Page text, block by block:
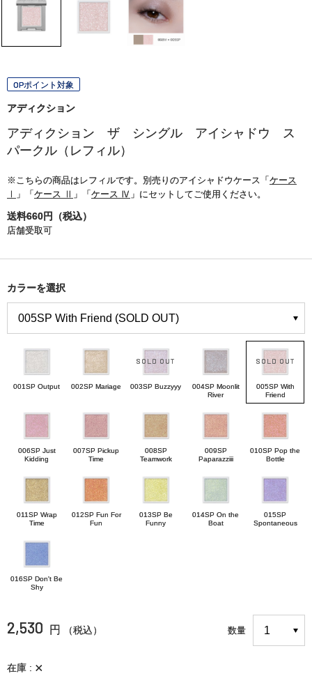
OPポイント対象
アディクション
アディクション ザ シングル アイシャドウ ス
パークル（レフィル）
※こちらの商品はレフィルです。別売りのアイシャドウケース「 ケース
Ⅰ
」「 ケース Ⅱ 」「 ケース Ⅳ 」にセットしてご使用ください。
送料660円（税込）
店舗受取可
カラーを選択
001SP Output 002SP Mariage 003SP Buzzyyy
004SP Moonlit
River
005SP With
Friend
006SP Just
Kidding
007SP Pickup
Time
008SP
Teamwork
009SP
Paparazziii
010SP Pop the
Bottle
011SP Wrap
Time
012SP Fun For
Fun
013SP Be
Funny
014SP On the
Boat
015SP
Spontaneous
016SP Don't Be
Shy
2,530 円 （税込） 数量
在庫 ×